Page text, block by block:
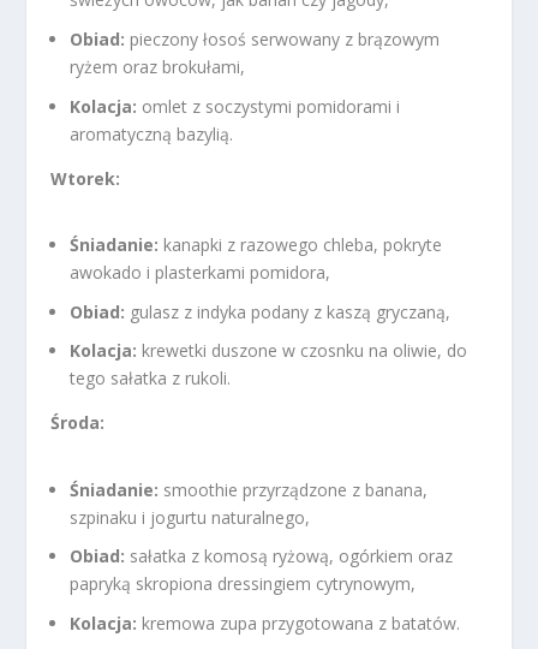
Obiad: pieczony łosoś serwowany z brązowym
ryżem oraz brokułami,
Kolacja: omlet z soczystymi pomidorami i
aromatyczną bazylią.
Wtorek:
Śniadanie: kanapki z razowego chleba, pokryte
awokado i plasterkami pomidora,
Obiad: gulasz z indyka podany z kaszą gryczaną,
Kolacja: krewetki duszone w czosnku na oliwie, do
tego sałatka z rukoli.
Środa:
Śniadanie: smoothie przyrządzone z banana,
szpinaku i jogurtu naturalnego,
Obiad: sałatka z komosą ryżową, ogórkiem oraz
papryką skropiona dressingiem cytrynowym,
Kolacja: kremowa zupa przygotowana z batatów.